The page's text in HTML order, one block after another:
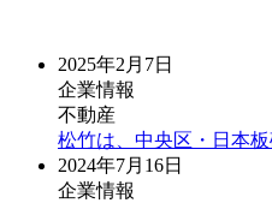
2025年2月7日
企業情報
不動産
松竹は、中央区・日本
2024年7月16日
企業情報